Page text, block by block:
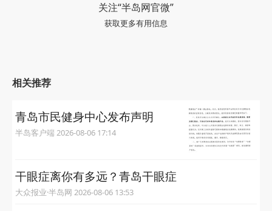
关注“半岛网官微”
获取更多有用信息
相关推荐
青岛市民健身中心发布声明
半岛客户端 2026-08-06 17:14
干眼症离你有多远？青岛干眼症
大众报业·半岛网 2026-08-06 13:53